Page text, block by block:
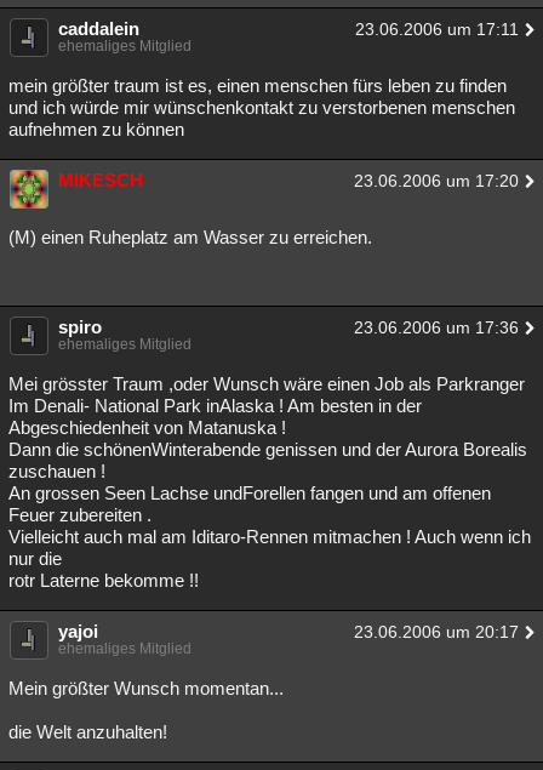
caddalein 23.06.2006 um 17:11
ehemaliges Mitglied
mein größter traum ist es, einen menschen fürs leben zu finden
und ich würde mir wünschenkontakt zu verstorbenen menschen
aufnehmen zu können
MIKESCH 23.06.2006 um 17:20
(M) einen Ruheplatz am Wasser zu erreichen.
spiro 23.06.2006 um 17:36
ehemaliges Mitglied
Mei grösster Traum ,oder Wunsch wäre einen Job als Parkranger
Im Denali- National Park inAlaska ! Am besten in der
Abgeschiedenheit von Matanuska !
Dann die schönenWinterabende genissen und der Aurora Borealis
zuschauen !
An grossen Seen Lachse undForellen fangen und am offenen
Feuer zubereiten .
Vielleicht auch mal am Iditaro-Rennen mitmachen ! Auch wenn ich
nur die
rotr Laterne bekomme !!
yajoi 23.06.2006 um 20:17
ehemaliges Mitglied
Mein größter Wunsch momentan...
die Welt anzuhalten!